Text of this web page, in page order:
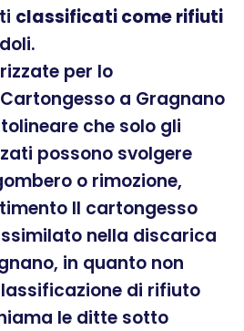
classificati come rifiuti
per lo
a Gragnano
che solo gli
possono svolgere
o rimozione,
Il cartongesso
nella discarica
in quanto non
di rifiuto
le ditte sotto